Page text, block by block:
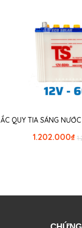
ẮC QUY TIA SÁNG
₫
1.202.000